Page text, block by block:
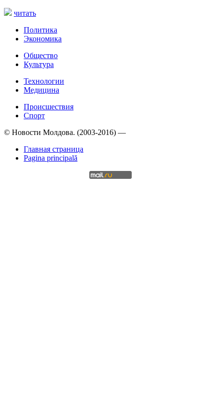
читать
Политика
Экономика
Общество
Культура
Технологии
Медицина
Происшествия
Спорт
© Новости Молдова. (2003-2016) —
Главная страница
Pagina principală